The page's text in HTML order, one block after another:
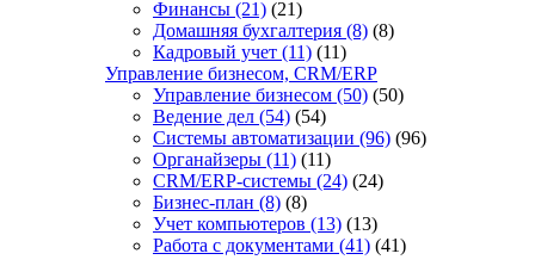
Финансы (21) (21)
Домашняя бухгалтерия (8) (8)
Кадровый учет (11) (11)
Управление бизнесом, CRM/ERP
Управление бизнесом (50) (50)
Ведение дел (54) (54)
Системы автоматизации (96) (96)
Органайзеры (11) (11)
CRM/ERP-системы (24) (24)
Бизнес-план (8) (8)
Учет компьютеров (13) (13)
Работа с документами (41) (41)